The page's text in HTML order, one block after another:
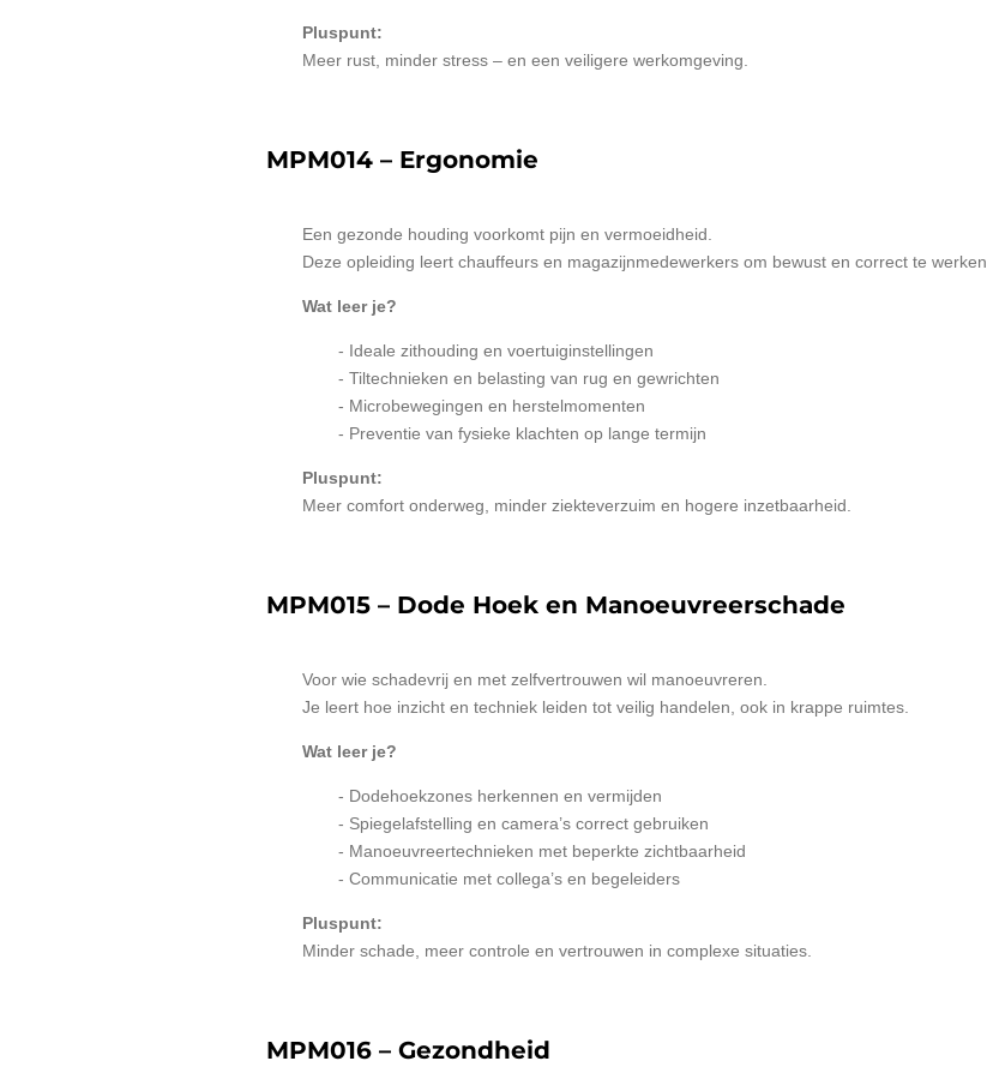
Pluspunt:
Meer rust, minder stress – en een veiligere werkomgeving.
MPM014 – Ergonomie
Een gezonde houding voorkomt pijn en vermoeidheid.
Deze opleiding leert chauffeurs en magazijnmedewerkers om bewust en correct te werken.
Wat leer je?
- Ideale zithouding en voertuiginstellingen
- Tiltechnieken en belasting van rug en gewrichten
- Microbewegingen en herstelmomenten
- Preventie van fysieke klachten op lange termijn
Pluspunt:
Meer comfort onderweg, minder ziekteverzuim en hogere inzetbaarheid.
MPM015 – Dode Hoek en Manoeuvreerschade
Voor wie schadevrij en met zelfvertrouwen wil manoeuvreren.
Je leert hoe inzicht en techniek leiden tot veilig handelen, ook in krappe ruimtes.
Wat leer je?
- Dodehoekzones herkennen en vermijden
- Spiegelafstelling en camera’s correct gebruiken
- Manoeuvreertechnieken met beperkte zichtbaarheid
- Communicatie met collega’s en begeleiders
Pluspunt:
Minder schade, meer controle en vertrouwen in complexe situaties.
MPM016 – Gezondheid